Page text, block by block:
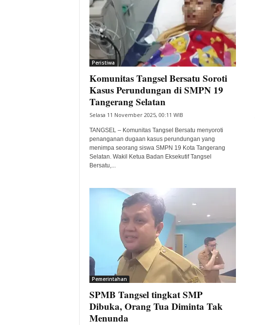
Peristiwa
Komunitas Tangsel Bersatu Soroti
Kasus Perundungan di SMPN 19
Tangerang Selatan
Selasa 11 November 2025, 00:11 WIB
TANGSEL – Komunitas Tangsel Bersatu menyoroti
penanganan dugaan kasus perundungan yang
menimpa seorang siswa SMPN 19 Kota Tangerang
Selatan. Wakil Ketua Badan Eksekutif Tangsel
Bersatu,...
Pemerintahan
SPMB Tangsel tingkat SMP
Dibuka, Orang Tua Diminta Tak
Menunda